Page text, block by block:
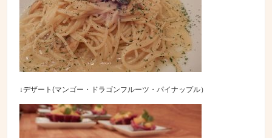
↓デザート(マンゴー・ドラゴンフルーツ・パイナップル）